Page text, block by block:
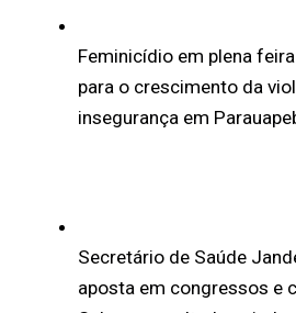
Feminicídio em plena
para o crescimento da
insegurança em
Secretário de Saúde
aposta em congressos e